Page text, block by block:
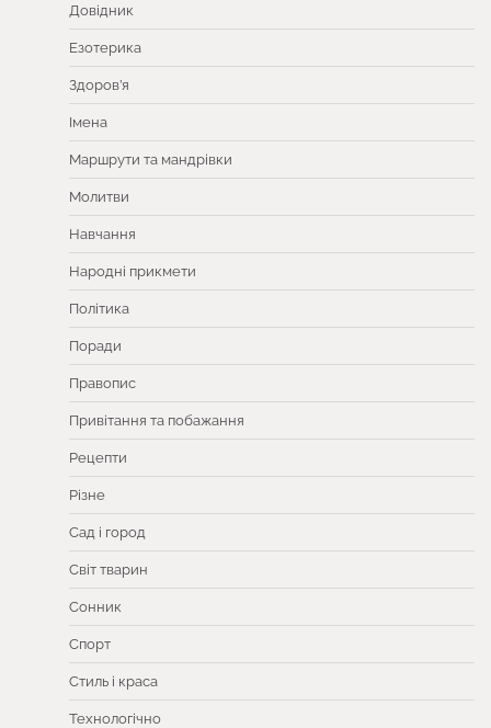
Довідник
Езотерика
Здоров’я
Імена
Маршрути та мандрівки
Молитви
Навчання
Народні прикмети
Політика
Поради
Правопис
Привітання та побажання
Рецепти
Різне
Сад і город
Світ тварин
Сонник
Спорт
Стиль і краса
Технологічно